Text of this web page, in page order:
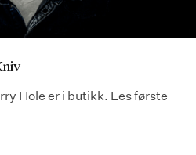
Hole er i butikk. Les første